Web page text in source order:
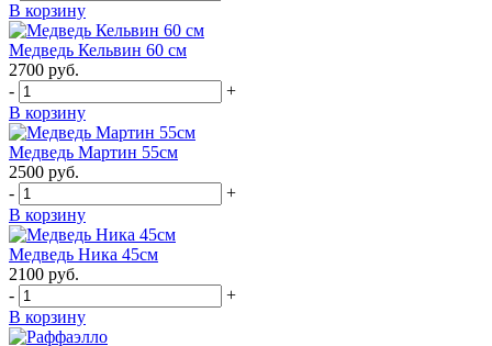
В корзину
Медведь Кельвин 60 см
2700 руб.
-
+
В корзину
Медведь Мартин 55см
2500 руб.
-
+
В корзину
Медведь Ника 45см
2100 руб.
-
+
В корзину